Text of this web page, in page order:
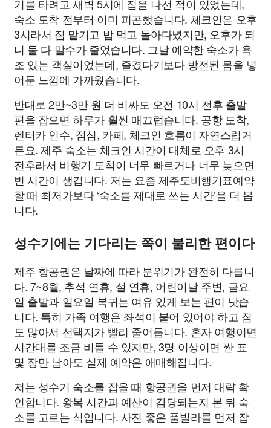
기를 타려고 새벽 5시에 집을 나선 적이 있었는데,
숙소 도착 전부터 이미 피곤했습니다. 체크인은 오후
3시라서 짐 맡기고 밥 먹고 돌아다녔지만, 오후가 되
니 둘 다 말수가 줄었습니다. 그날 예약한 숙소가 욕
조 있는 객실이었는데, 즐겼다기보다 방전된 몸을 넣
어둔 느낌에 가까웠습니다.
반대로 2만~3만 원 더 비싸도 오전 10시 전후 출발
편을 잡으면 하루가 훨씬 매끄럽습니다. 공항 도착,
렌터카 인수, 점심, 카페, 체크인 흐름이 자연스럽거
든요. 제주 숙소는 체크인 시간이 대체로 오후 3시
전후라서 비행기 도착이 너무 빠르거나 너무 늦으면
빈 시간이 생깁니다. 저는 요즘 제주도비행기표예약
할 때 최저가보다 ‘숙소를 제대로 쓰는 시간’을 더 봅
니다.
성수기에는 기다리는 쪽이 불리한 편이다
제주 항공권은 날짜에 따라 분위기가 완전히 다릅니
다. 7~8월, 추석 연휴, 설 연휴, 어린이날 주변, 금요
일 출발과 일요일 복귀는 여유 있게 보는 편이 낫습
니다. 특히 가족 여행은 좌석이 붙어 있어야 하고 짐
도 많아서 선택지가 빨리 줄어듭니다. 혼자 여행이면
시간대를 조금 비틀 수 있지만, 3명 이상이면 싼 표
몇 장만 남아도 실제 예약은 애매해집니다.
저는 성수기 숙소를 잡을 때 항공권을 먼저 대략 확
인합니다. 왕복 시간과 예산이 감당되는지 본 뒤 숙
소를 고르는 식입니다. 사진 좋은 풀빌라를 먼저 잡